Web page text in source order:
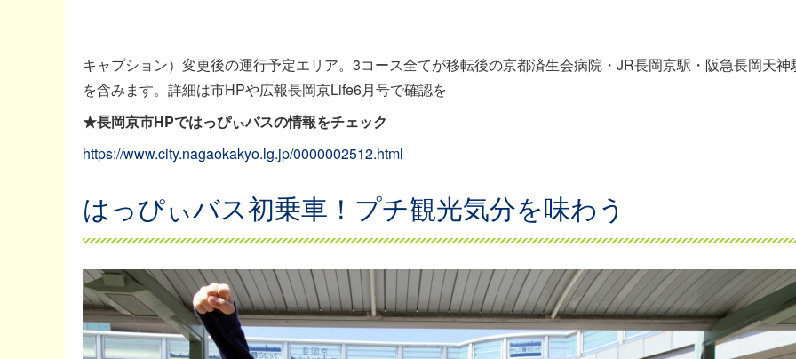
キャプション）変更後の運行予定エリア。3コース全てが移転後の京都済生会病院・JR長岡京駅・阪急長岡天神
を含みます。詳細は市HPや広報長岡京Life6月号で確認を
★長岡京市HPではっぴぃバスの情報をチェック
https://www.city.nagaokakyo.lg.jp/0000002512.html
はっぴぃバス初乗車！プチ観光気分を味わう